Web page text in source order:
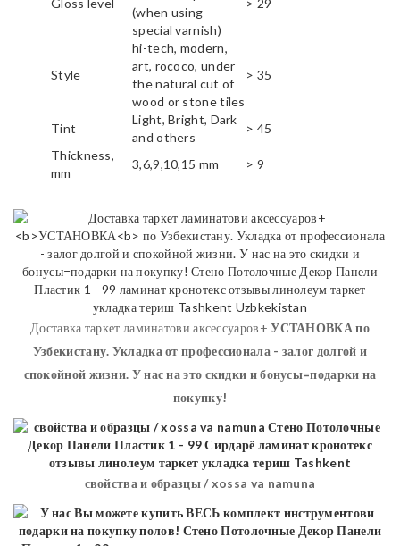
Gloss level
(when using
special varnish)
> 29
Style
hi-tech, modern,
art, rococo, under
the natural cut of
wood or stone tiles
> 35
Tint
Light, Bright, Dark
and others
> 45
Thickness,
mm
3,6,9,10,15 mm > 9
Доставка таркет ламинатови аксессуаров+УСТАНОВКАпо
Узбекистану. Укладка от профессионала - залог долгой и
спокойной жизни. У нас на это скидки и бонусы=подарки на
покупку!
свойства и образцы / xossa va namuna